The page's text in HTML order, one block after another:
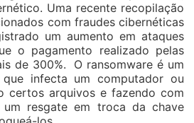
Uma recente recopilação
com fraudes cibernéticas
um aumento em ataques
o pagamento realizado pelas
de 300%. O ransomware é um
infecta um computador ou
certos arquivos e fazendo com
resgate em troca da chave